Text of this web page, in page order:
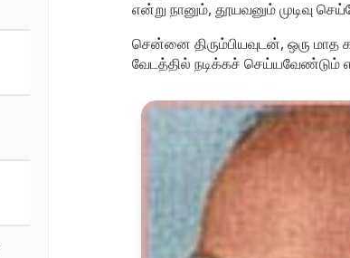
என்று நானும், தூயவனும் முடிவு
சென்னை திரும்பியவுடன், ஒரு மாத
வேடத்தில் நடிக்கச் செய்யவேண்டும்